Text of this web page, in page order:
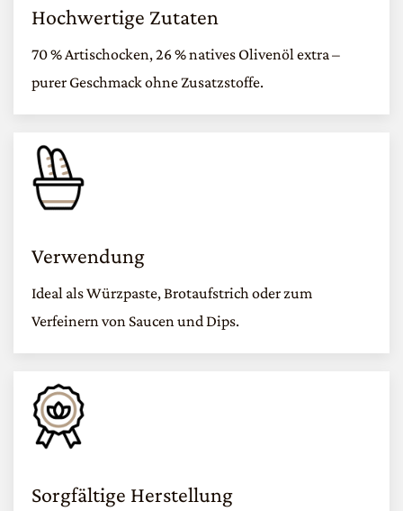
Hochwertige Zutaten
70 % Artischocken, 26 % natives Olivenöl extra –
purer Geschmack ohne Zusatzstoffe.
Verwendung
Ideal als Würzpaste, Brotaufstrich oder zum
Verfeinern von Saucen und Dips.
Sorgfältige Herstellung